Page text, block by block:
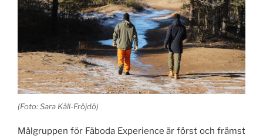
(Foto: Sara Kåll-Fröjdö)
Målgruppen för Fäboda Experience är först och främst